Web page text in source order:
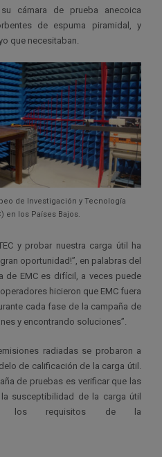
cámara de prueba anecoica
de espuma piramidal, y
que necesitaban.
de Investigación y Tecnología
en los Países Bajos.
y probar nuestra carga útil ha
oportunidad!”, en palabras del
de EMC es difícil, a veces puede
hicieron que EMC fuera
cada fase de la campaña de
y encontrando soluciones”.
radiadas se probaron a
de calificación de la carga útil.
de pruebas es verificar que las
susceptibilidad de la carga útil
los requisitos de la